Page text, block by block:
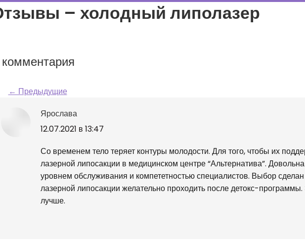
– холодный липолазер
по
← Предыдущие
Ярослава
говорит:
12.07.2021 в 13:47
Со временем тело теряет контуры молодости. Для того, чтобы их
лазерной липосакции в медицинском центре “Альтернатива”.
уровнем обслуживания и компететностью специалистов. Выбор
лазерной липосакции желательно проходить после детокс-
лучше.